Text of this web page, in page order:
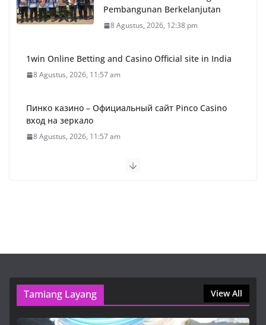
Pembangunan Berkelanjutan
8 Agustus, 2026, 12:38 pm
1win Online Betting and Casino Official site in India
8 Agustus, 2026, 11:57 am
Пинко казино – Официальный сайт Pinco Casino
вход на зеркало
8 Agustus, 2026, 11:57 am
Пинко казино – Официальный сайт Pinco Casino
Gubernur Kalteng Dorong Daerah
Makin Maju dan Mandiri Di HUT
ke-24 Tahun
Tamiang Layang View All